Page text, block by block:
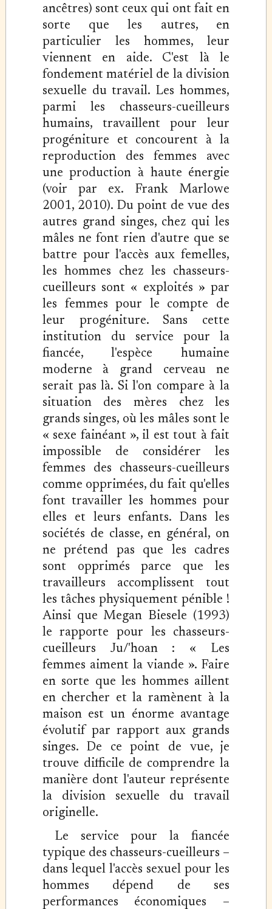
ancêtres) sont ceux qui ont fait en
sorte que les autres, en
particulier les hommes, leur
viennent en aide. C'est là le
fondement matériel de la division
sexuelle du travail. Les hommes,
parmi les chasseurs-cueilleurs
humains, travaillent pour leur
progéniture et concourent à la
reproduction des femmes avec
une production à haute énergie
(voir par ex. Frank Marlowe
2001, 2010). Du point de vue des
autres grand singes, chez qui les
mâles ne font rien d'autre que se
battre pour l'accès aux femelles,
les hommes chez les chasseurs-
cueilleurs sont « exploités » par
les femmes pour le compte de
leur progéniture. Sans cette
institution du service pour la
fiancée, l'espèce humaine
moderne à grand cerveau ne
serait pas là. Si l'on compare à la
situation des mères chez les
grands singes, où les mâles sont le
« sexe fainéant », il est tout à fait
impossible de considérer les
femmes des chasseurs-cueilleurs
comme opprimées, du fait qu'elles
font travailler les hommes pour
elles et leurs enfants. Dans les
sociétés de classe, en général, on
ne prétend pas que les cadres
sont opprimés parce que les
travailleurs accomplissent tout
les tâches physiquement pénible !
Ainsi que Megan Biesele (1993)
le rapporte pour les chasseurs-
cueilleurs Ju/'hoan : « Les
femmes aiment la viande ». Faire
en sorte que les hommes aillent
en chercher et la ramènent à la
maison est un énorme avantage
évolutif par rapport aux grands
singes. De ce point de vue, je
trouve difficile de comprendre la
manière dont l'auteur représente
la division sexuelle du travail
originelle.
Le service pour la fiancée
typique des chasseurs-cueilleurs –
dans lequel l'accès sexuel pour les
hommes dépend de ses
performances économiques –